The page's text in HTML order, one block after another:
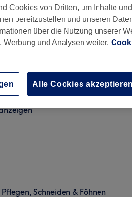
Min.
Details anzeigen
Intensivkur Nr.2
Schneiden & Föhnen
Cookies von Dritten, um Inhalte
bereitzustellen und unseren
über die Nutzung unserer
Werbung und Analysen weiter.
Alle Cookies